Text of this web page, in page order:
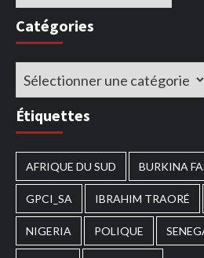
Catégories
Catégories
Étiquettes
AFRIQUE DU SUD BURKINA
GPCI_SA IBRAHIM TRAORÉ
NIGERIA POLIQUE